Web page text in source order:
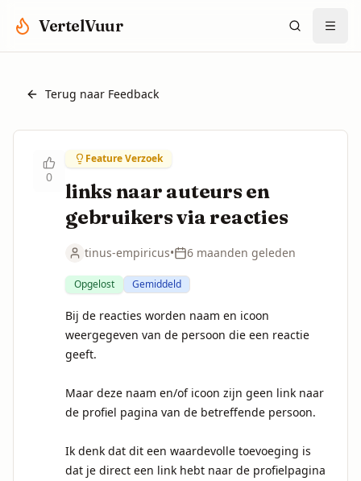
VertelVuur
Terug naar Feedback
0
Feature Verzoek
links naar auteurs en
gebruikers via reacties
tinus-empiricus• 6 maanden geleden
Opgelost Gemiddeld
Bij de reacties worden naam en icoon
weergegeven van de persoon die een reactie
geeft.
Maar deze naam en/of icoon zijn geen link naar
de profiel pagina van de betreffende persoon.
Ik denk dat dit een waardevolle toevoeging is
dat je direct een link hebt naar de profielpagina